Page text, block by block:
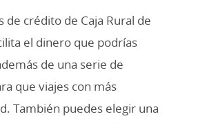
de crédito de Caja Rural de
el dinero que podrías
de una serie de
que viajes con más
También puedes elegir una